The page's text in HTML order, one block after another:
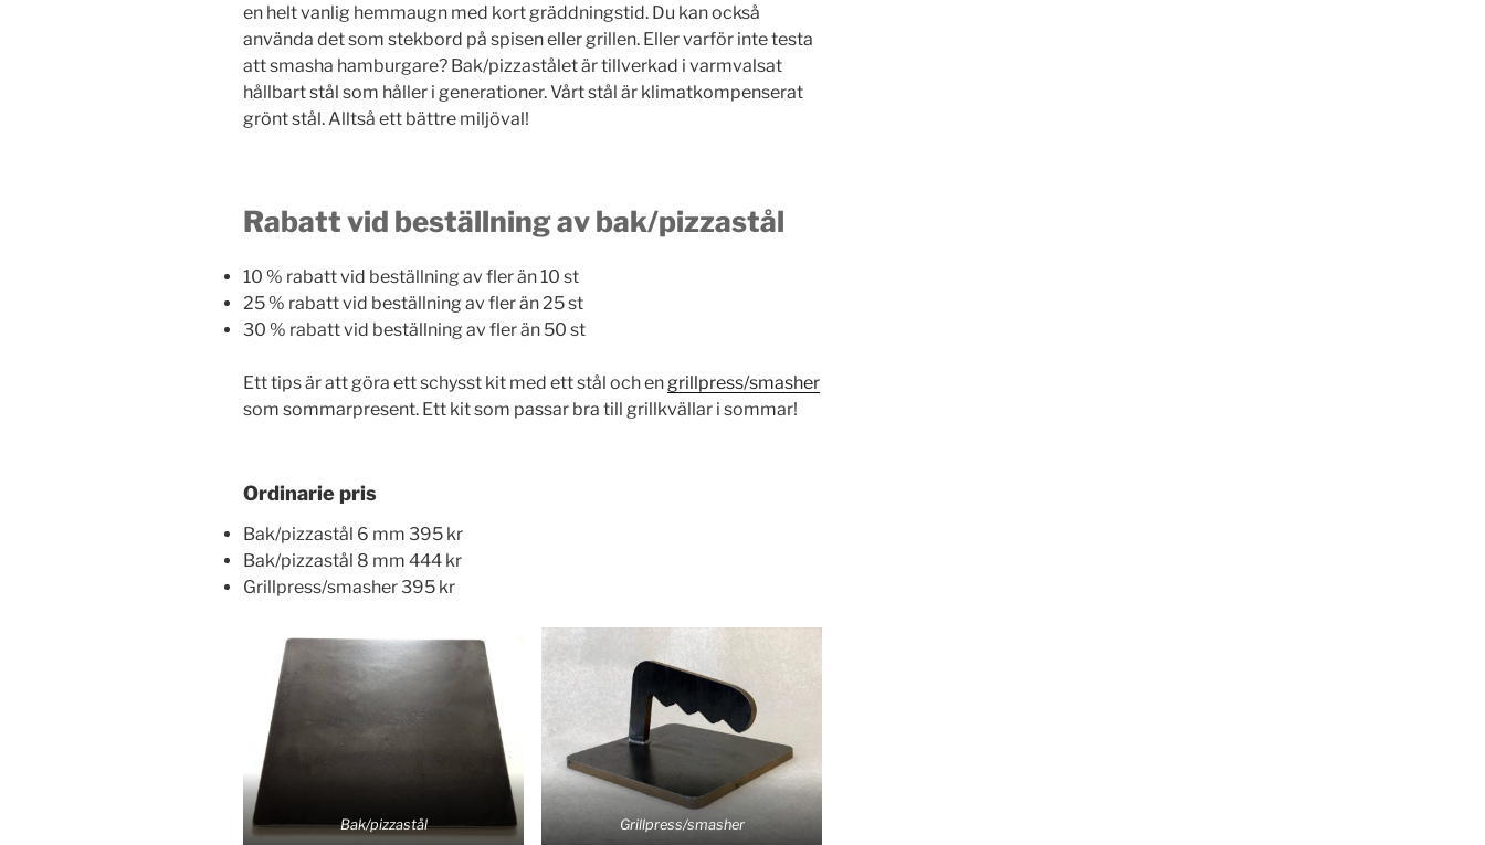
en helt vanlig hemmaugn med kort gräddningstid. Du kan också
använda det som stekbord på spisen eller grillen. Eller varför inte testa
att smasha hamburgare? Bak/pizzastålet är tillverkad i varmvalsat
hållbart stål som håller i generationer. Vårt stål är klimatkompenserat
grönt stål. Alltså ett bättre miljöval!
Rabatt vid beställning av bak/pizzastål
10 % rabatt vid beställning av fler än 10 st
25 % rabatt vid beställning av fler än 25 st
30 % rabatt vid beställning av fler än 50 st
Ett tips är att göra ett schysst kit med ett stål och engrillpress/smasher
som sommarpresent. Ett kit som passar bra till grillkvällar i sommar!
Ordinarie pris
Bak/pizzastål 6 mm 395 kr
Bak/pizzastål 8 mm 444 kr
Grillpress/smasher 395 kr
Bak/pizzastål Grillpress/smasher